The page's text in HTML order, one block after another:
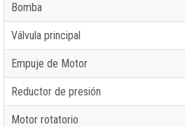
Bomba
Válvula principal
Empuje de Motor
Reductor de presión
Motor rotatorio